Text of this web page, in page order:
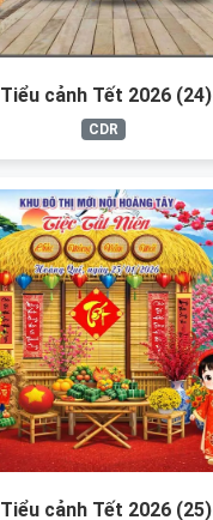
Tiểu cảnh Tết 2026 (24)
CDR
Tiểu cảnh Tết 2026 (25)